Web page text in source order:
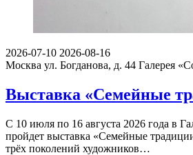
2026-07-10 2026-08-16
Москва ул. Богданова, д. 44 Галерея
Выставка «Семейные
С 10 июля по 16 августа 2026 года в
пройдет выставка «Семейные
трёх поколений художников…